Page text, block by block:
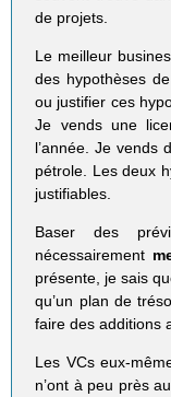
de projets.
Le meilleur
des hypothèses
ou justifier ces
Je vends une
l’année. Je vends
pétrole. Les deux
justifiables.
Baser des
nécessairement
présente, je sais
qu’un plan de
faire des additions
Les VCs eux-
n’ont à peu près